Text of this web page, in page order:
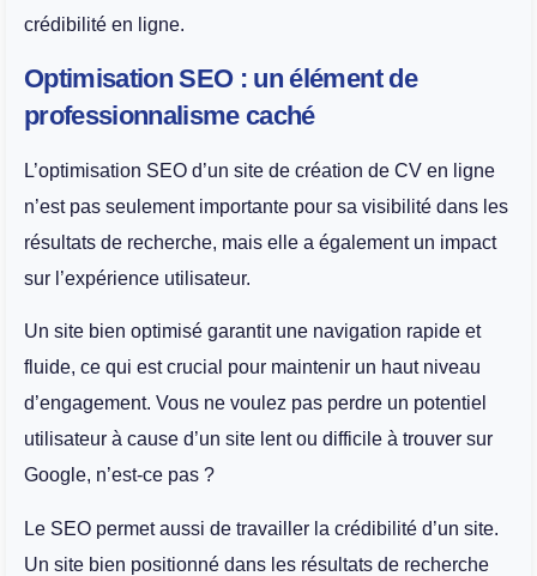
crédibilité en ligne.
Optimisation SEO : un élément de
professionnalisme caché
L’optimisation SEO d’un site de création de CV en ligne
n’est pas seulement importante pour sa visibilité dans les
résultats de recherche, mais elle a également un impact
sur l’expérience utilisateur.
Un site bien optimisé garantit une navigation rapide et
fluide, ce qui est crucial pour maintenir un haut niveau
d’engagement. Vous ne voulez pas perdre un potentiel
utilisateur à cause d’un site lent ou difficile à trouver sur
Google, n’est-ce pas ?
Le SEO permet aussi de travailler la crédibilité d’un site.
Un site bien positionné dans les résultats de recherche